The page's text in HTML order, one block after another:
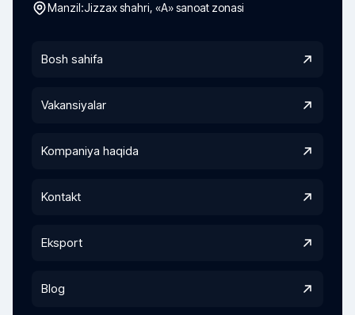
Manzil:Jizzax shahri, «A» sanoat zonasi
Bosh sahifa
Vakansiyalar
Kompaniya haqida
Kontakt
Eksport
Blog